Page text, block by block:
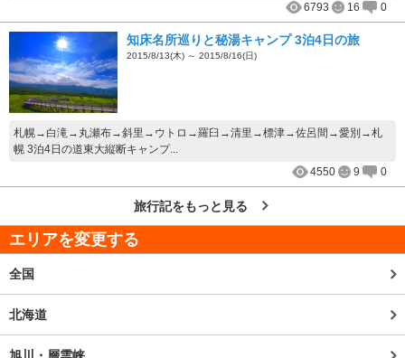
6793
16 0
知床名所巡りと秘湯キャンプ 3泊4日の旅
2015/8/13(木) ～ 2015/8/16(日)
札幌→白滝→丸瀬布→斜里→ウトロ→羅臼→清里→標津→佐呂間→愛別→札
幌 3泊4日の道東大縦断キャンプ...
4550
9 0
旅行記をもっと見る
エリアを変更する
全国
北海道